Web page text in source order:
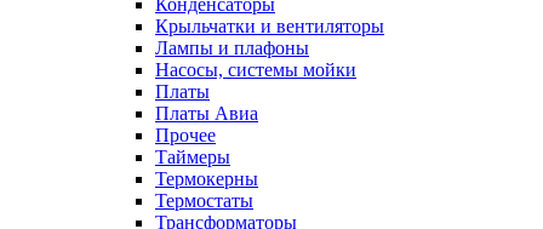
Конденсаторы
Крыльчатки и вентиляторы
Лампы и плафоны
Насосы, системы мойки
Платы
Платы Авиа
Прочее
Таймеры
Термокерны
Термостаты
Трансформаторы